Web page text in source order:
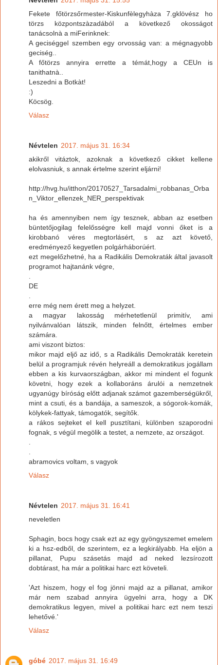
Fekete főtörzsőrmester-Kiskunfèlegyhàza 7.gklövész ho
törzs központszàzadából a következő okosságot
tanácsolnà a miFerinknek:
A geciséggel szemben egy orvosság van: a mégnagyobb
geciség..
A főtörzs annyira errette a témát,hogy a CEUn is
tanithatnà..
Leszedni a Botkàt!
:)
Köcsög.
Válasz
Névtelen 2017. május 31. 16:34
akikről vitáztok, azoknak a következő cikket kellene
elolvasniuk, s annak értelme szerint eljárni!
http://hvg.hu/itthon/20170527_Tarsadalmi_robbanas_Orba
n_Viktor_ellenzek_NER_perspektivak
ha és amennyiben nem így tesznek, abban az esetben
büntetőjogilag felelősségre kell majd vonni őket is a
kirobbanó véres megtorlásért, s az azt követő,
eredményező kegyetlen polgárháborúért.
ezt megelőzhetné, ha a Radikális Demokraták által javasolt
programot hajtanánk végre,
DE
erre még nem érett meg a helyzet.
a magyar lakosság mérhetetlenül primitív, ami
nyilvánvalóan látszik, minden felnőtt, értelmes ember
számára.
ami viszont biztos:
mikor majd eljő az idő, s a Radikális Demokraták keretein
belül a programjuk révén helyreáll a demokratikus jogállam
ebben a kis kurvaországban, akkor mi mindent el fogunk
követni, hogy ezek a kollaboráns árulói a nemzetnek
ugyanúgy bíróság előtt adjanak számot gazemberségükről,
mint a csuti, és a bandája, a sameszok, a sógorok-komák,
kölykek-fattyak, támogatók, segítők.
a rákos sejteket el kell pusztítani, különben szaporodni
fognak, s végül megölik a testet, a nemzete, az országot.
abramovics voltam, s vagyok
Válasz
Névtelen 2017. május 31. 16:41
neveletlen
Sphagin, bocs hogy csak ezt az egy gyöngyszemet emelem
ki a hsz-edből, de szerintem, ez a legkirályabb. Ha eljön a
pillanat, Pupu szásetás majd ad neked lezsírozott
dobtárast, ha már a politikai harc ezt követeli.
'Azt hiszem, hogy el fog jönni majd az a pillanat, amikor
már nem szabad annyira ügyelni arra, hogy a DK
demokratikus legyen, mivel a politikai harc ezt nem teszi
lehetővé.'
Válasz
góbé 2017. május 31. 16:49